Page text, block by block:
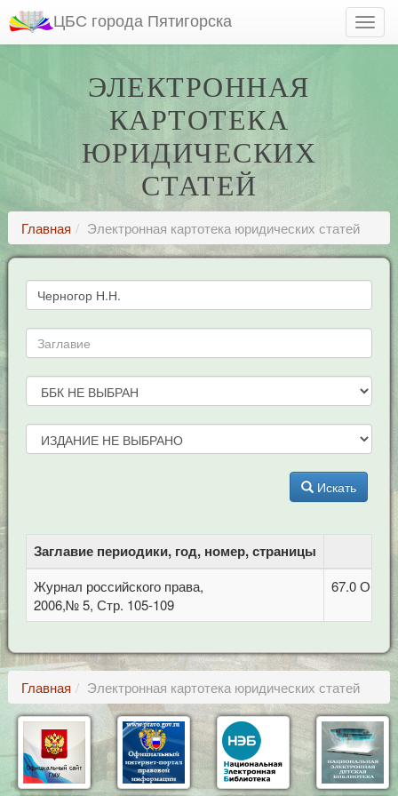
ЦБС города Пятигорска
ЭЛЕКТРОННАЯ
КАРТОТЕКА
ЮРИДИЧЕСКИХ
СТАТЕЙ
Главная Электронная картотека юридических статей
Искать
Заглавие периодики, год, номер, страницы
Журнал российского права,
2006,№ 5, Стр. 105-109
67.0
Главная Электронная картотека юридических статей